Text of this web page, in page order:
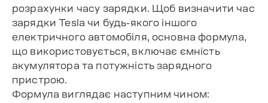
розрахунки часу зарядки. Щоб визначити час
зарядки Tesla чи будь-якого іншого
електричного автомобіля, основна формула,
що використовується, включає ємність
акумулятора та потужність зарядного
пристрою.
Формула виглядає наступним чином: